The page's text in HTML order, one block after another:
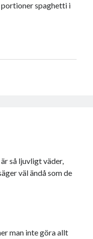
spaghetti i
så ljuvligt väder,
väl ändå som de
man inte göra allt